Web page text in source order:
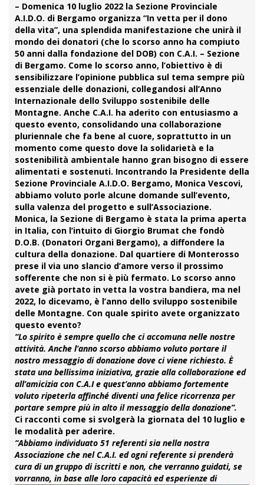
– Domenica 10 luglio 2022 la Sezione Provinciale
A.I.D.O. di Bergamo organizza “In vetta per il dono
della vita”, una splendida manifestazione che unirà il
mondo dei donatori (che lo scorso anno ha compiuto
50 anni dalla fondazione del DOB) con C.A.I. – Sezione
di Bergamo. Come lo scorso anno, l’obiettivo è di
sensibilizzare l’opinione pubblica sul tema sempre più
essenziale delle donazioni, collegandosi all’Anno
Internazionale dello Sviluppo sostenibile delle
Montagne. Anche C.A.I. ha aderito con entusiasmo a
questo evento, consolidando una collaborazione
pluriennale che fa bene al cuore, soprattutto in un
momento come questo dove la solidarietà e la
sostenibilità ambientale hanno gran bisogno di essere
alimentati e sostenuti. Incontrando la Presidente della
Sezione Provinciale A.I.D.O. Bergamo, Monica Vescovi,
abbiamo voluto porle alcune domande sull’evento,
sulla valenza del progetto e sull’Associazione.
Monica, la Sezione di Bergamo è stata la prima aperta
in Italia, con l’intuito di Giorgio Brumat che fondò
D.O.B. (Donatori Organi Bergamo), a diffondere la
cultura della donazione. Dal quartiere di Monterosso
prese il via uno slancio d’amore verso il prossimo
sofferente che non si è più fermato. Lo scorso anno
avete già portato in vetta la vostra bandiera, ma nel
2022, lo dicevamo, è l’anno dello sviluppo sostenibile
delle Montagne. Con quale spirito avete organizzato
questo evento?
“Lo spirito è sempre quello che ci accomuna nelle nostre
attività. Anche l’anno scorso abbiamo voluto portare il
nostro messaggio di donazione dove ci viene richiesto. È
stata una bellissima iniziativa, grazie alla collaborazione ed
all’amicizia con C.A.I e quest’anno abbiamo fortemente
voluto ripeterla affinché diventi una felice ricorrenza per
portare sempre più in alto il messaggio della donazione”.
Ci racconti come si svolgerà la giornata del 10 luglio e
le modalità per aderire.
“Abbiamo individuato 51 referenti sia nella nostra
Associazione che nel C.A.I. ed ogni referente si prenderà
cura di un gruppo di iscritti e non, che verranno guidati, se
vorranno, in base alle loro capacità ed esperienze di